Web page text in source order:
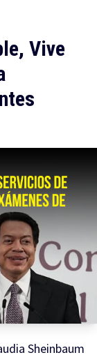
Vive
Sheinbaum